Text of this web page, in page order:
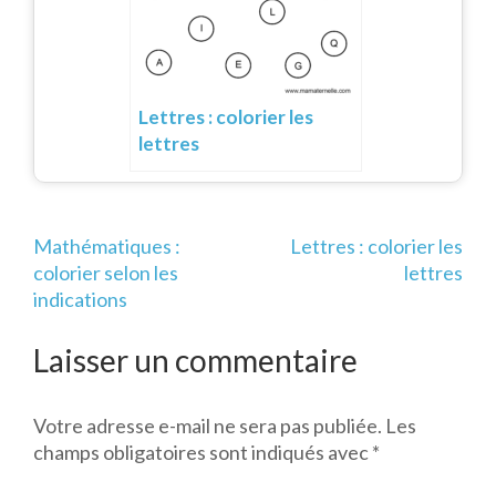
Lettres : colorier les
lettres
Navigation
de
l’article
Mathématiques :
colorier selon les
indications
Lettres : colorier les
lettres
Laisser un commentaire
Votre adresse e-mail ne sera pas publiée. Les
champs obligatoires sont indiqués avec*